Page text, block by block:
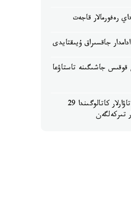
رەفورمالار قاجەت
جاقسىراق ۇيىقتايدى
قوقىس جاشىگىنە تاستاۋعا
قازاقستاننىڭ ۇلتتىق تاۋارلار كاتالوگىندا 29
تىركەلگەن